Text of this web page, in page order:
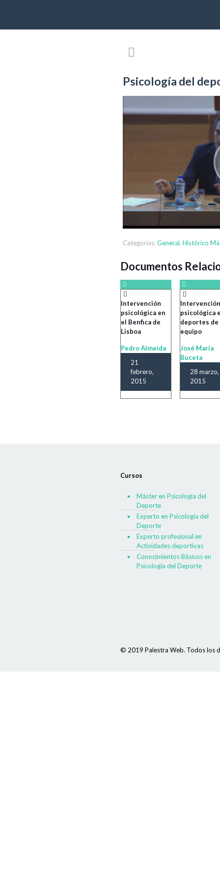
Psicología del
Categorías:General, Histórico
Documentos
Intervención
psicológica en
el Benfica de
Lisboa
Pedro Almeida
21
febrero,
2015
psicológica
deportes de
equipo
José Maria
Buceta
28 marzo,
2015
Cursos
Máster en Psicología del
Deporte
Experto en Psicología del
Deporte
Experto profesional en
Actividades deportivas
Conocimientos Básicos en
Psicología del Deporte
© 2019 Palestra Web. Todos los